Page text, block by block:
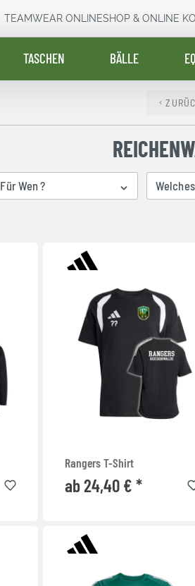
TEAMWEAR ONLINESHOP & ONLINE
TASCHEN BÄLLE
Für Wen ?
Rangers T-Shirt
ab 24,40 € *